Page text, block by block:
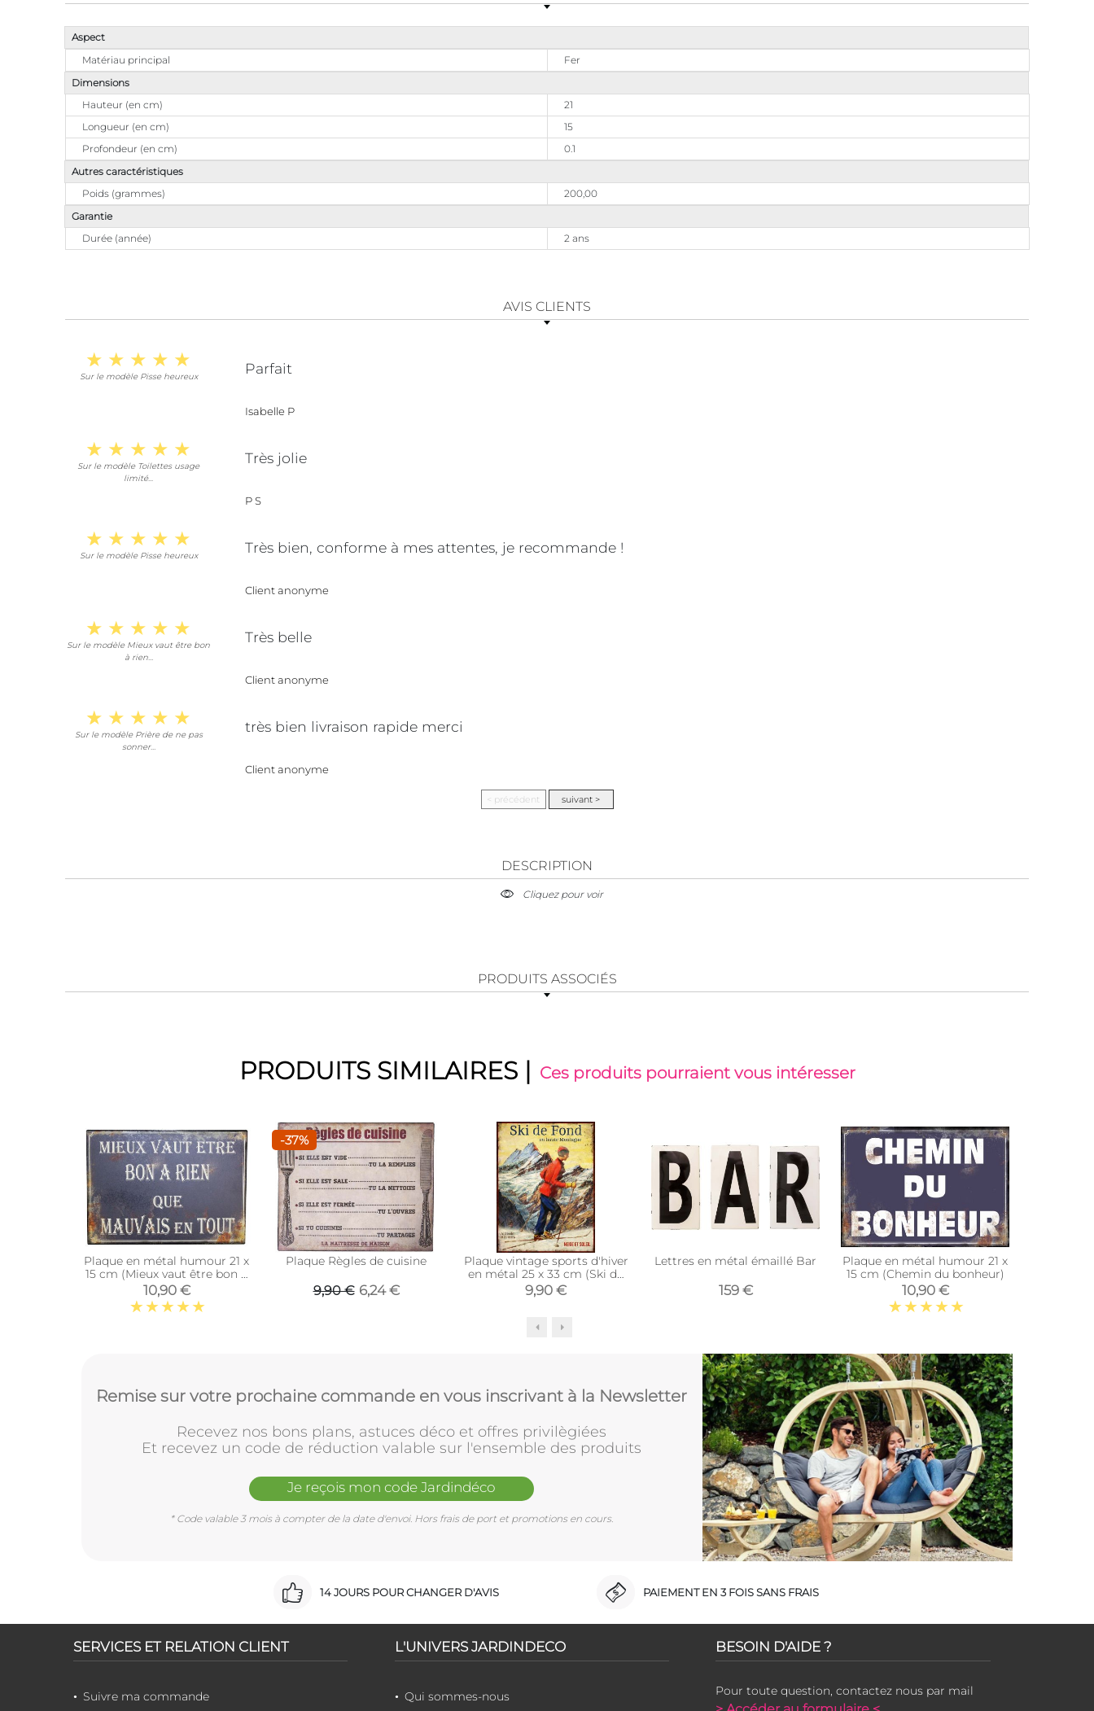
Aspect
Matériau principal
Fer
Dimensions
Hauteur (en cm)
21
Longueur (en cm)
15
Profondeur (en cm)
0.1
Autres caractéristiques
Poids (grammes)
200,00
Garantie
Durée (année)
2 ans
AVIS CLIENTS
Sur le modèle Pisse heureux Parfait
Isabelle P
Sur le modèle Toilettes usage
limité...
Très jolie
P S
Sur le modèle Pisse heureux Très bien, conforme à mes attentes, je recommande !
Client anonyme
Sur le modèle Mieux vaut être bon
à rien…
Très belle
Client anonyme
Sur le modèle Prière de ne pas
sonner…
très bien livraison rapide merci
Client anonyme
DESCRIPTION
Cliquez pour voir
PRODUITS ASSOCIÉS
PRODUITS SIMILAIRES | Ces produits pourraient vous intéresser
Plaque en métal humour 21 x
15 cm (Mieux vaut être bon à
rien…)
10,90 €
-37%
Plaque Règles de cuisine
9,90 € 6,24 €
Plaque vintage sports d'hiver
en métal 25 x 33 cm (Ski de
fond)
9,90 €
Lettres en métal émaillé Bar
159 €
Plaque en métal humour 21 x
15 cm (Chemin du bonheur)
10,90 €
Remise sur votre prochaine commande en vous inscrivant à la Newsletter
Recevez nos bons plans, astuces déco et offres privilègiées
Et recevez un code de réduction valable sur l'ensemble des produits
Je reçois mon code Jardindéco
* Code valable 3 mois à compter de la date d'envoi. Hors frais de port et promotions en cours.
14 JOURS POUR CHANGER D'AVIS PAIEMENT EN 3 FOIS SANS FRAIS
SERVICES ET RELATION CLIENT
Suivre ma commande
L'UNIVERS JARDINDECO
Qui sommes-nous
BESOIN D'AIDE ?
Pour toute question, contactez nous par mail